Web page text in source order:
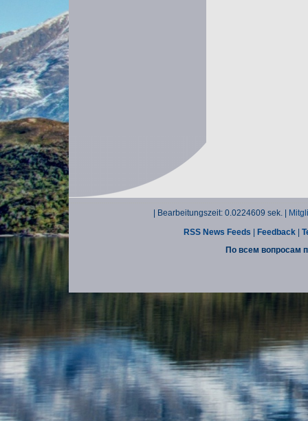
| Bearbeitungszeit: 0.0224609 sek. |
RSS News Feeds
Feedback
По всем вопросам